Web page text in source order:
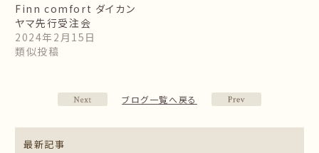
Finn comfort ダイカン
ヤマ先行受注会
2024年2月15日
類似投稿
ブログ一覧へ戻る
最新記事